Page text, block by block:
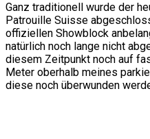
Ganz traditionell wurde der
Patrouille Suisse
offiziellen Showblock
natürlich noch lange nicht
diesem Zeitpunkt noch auf
Meter oberhalb meines
diese noch überwunden